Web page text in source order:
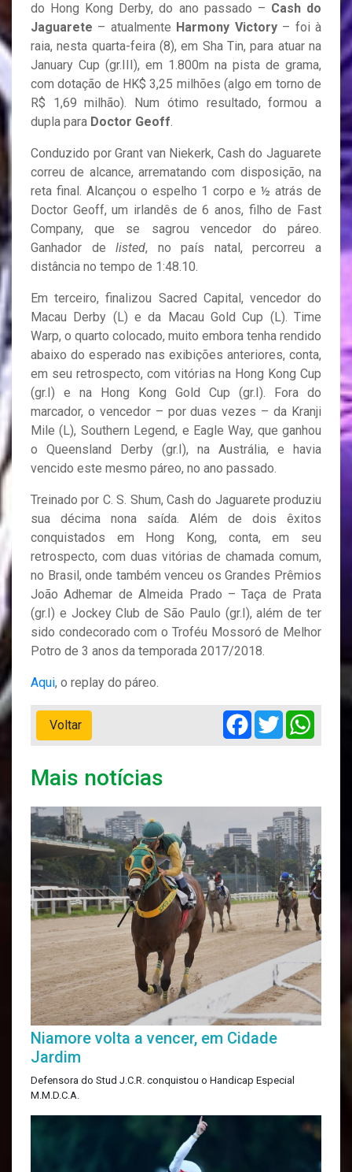
do Hong Kong Derby, do ano passado – Cash do
Jaguarete – atualmente Harmony Victory– foi à
raia, nesta quarta-feira (8), em Sha Tin, para atuar na
January Cup (gr.III), em 1.800m na pista de grama,
com dotação de HK$ 3,25 milhões (algo em torno de
R$ 1,69 milhão). Num ótimo resultado, formou a
dupla para Doctor Geoff.
Conduzido por Grant van Niekerk, Cash do Jaguarete
correu de alcance, arrematando com disposição, na
reta final. Alcançou o espelho 1 corpo e ½ atrás de
Doctor Geoff, um irlandês de 6 anos, filho de Fast
Company, que se sagrou vencedor do páreo.
Ganhador delisted, no país natal, percorreu a
distância no tempo de 1:48.10.
Em terceiro, finalizou Sacred Capital, vencedor do
Macau Derby (L) e da Macau Gold Cup (L). Time
Warp, o quarto colocado, muito embora tenha rendido
abaixo do esperado nas exibições anteriores, conta,
em seu retrospecto, com vitórias na Hong Kong Cup
(gr.I) e na Hong Kong Gold Cup (gr.I). Fora do
marcador, o vencedor – por duas vezes – da Kranji
Mile (L), Southern Legend, e Eagle Way, que ganhou
o Queensland Derby (gr.I), na Austrália, e havia
vencido este mesmo páreo, no ano passado.
Treinado por C. S. Shum, Cash do Jaguarete produziu
sua décima nona saída. Além de dois êxitos
conquistados em Hong Kong, conta, em seu
retrospecto, com duas vitórias de chamada comum,
no Brasil, onde também venceu os Grandes Prêmios
João Adhemar de Almeida Prado – Taça de Prata
(gr.I) e Jockey Club de São Paulo (gr.I), além de ter
sido condecorado com o Troféu Mossoró de Melhor
Potro de 3 anos da temporada 2017/2018.
Aqui, o replay do páreo.
Voltar
Facebook
Twitter
Mais notícias
Niamore volta a vencer, em Cidade
Jardim
Defensora do Stud J.C.R. conquistou o Handicap Especial
M.M.D.C.A.